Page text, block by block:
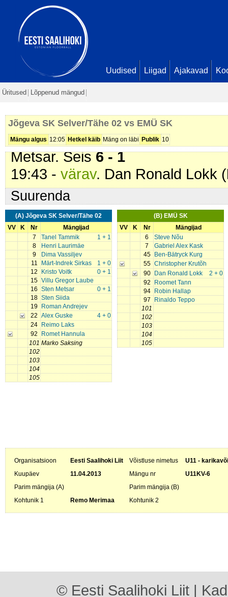
Uudised Liigad Ajakavad
Üritused Lõppenud mängud
Jõgeva SK Selver/Tähe 02 vs EMÜ SK
Mängu algus 12:05 Hetkel käib Mäng on läbi Publik 10
Voitk. Seis2 - 0
10:43 -värav
12:31 -värav
13:30 - värav . Alex Guske (
14:25 -värav. Dan Ronald Lokk (
Selver/Tähe 02). 2+10 min
17:44 -värav. Alex Guske (
Metsar. Seis6 - 1
19:43 - värav. Dan Ronald Lokk (
Suurenda
(A) Jõgeva SK Selver/Tähe 02
VV
K Nr
Mängijad
7
1 + 1
Tanel Tammik
8
Henri Laurimäe
9
Dima Vassiljev
11
1 + 0
Märt-Indrek Sirkas
12
0 + 1
Kristo Voitk
15 Villu Gregor Laube
16
0 + 1
Sten Metsar
18 Sten Siida
19
Roman Andrejev
22
4 + 0
Alex Guske
24
Reimo Laks
92
Romet Hannula
101 Marko Saksing
102
103
104
105
(B) EMÜ SK
VV
K Nr
Mängijad
6
Steve Nõu
7
Gabriel Alex Kask
45
Ben-Bätryck Kurg
55 Christopher Krutõh
90
2 + 0
Dan Ronald Lokk
92
Roomet Tann
94
Robin Hallap
97
Rinaldo Teppo
101
102
103
104
105
Organisatsioon Eesti Saalihoki Liit Võistluse nimetus
U11 -
Kuupäev
11.04.2013 Mängu nr
U11KV-6
Parim mängija (A)
Parim mängija (B)
Kohtunik 1
Remo Merimaa Kohtunik 2
© Eesti Saalihoki Liit |